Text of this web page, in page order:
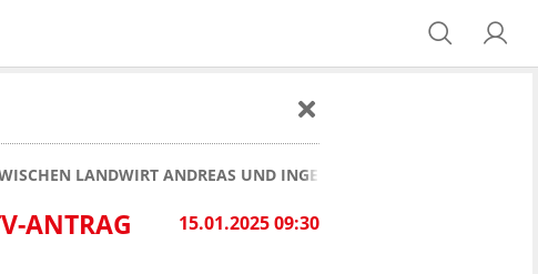
LANDWIRT ANDREAS UND INGEBORG BEI BAUER SUCHT
15.01.2025 09:30
ANTRAG